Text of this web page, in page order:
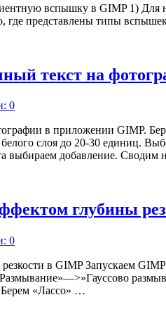
вспышку в GIMP 1)
где представлены типы
текст на
0
в приложении GIMP.
слоя до 20-30 единиц.
выбираем добавление. Сводим
глубины
0
в GIMP Запускаем
Берем «Лассо» …